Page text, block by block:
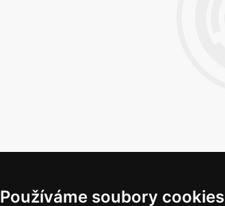
Používáme soubory cookies